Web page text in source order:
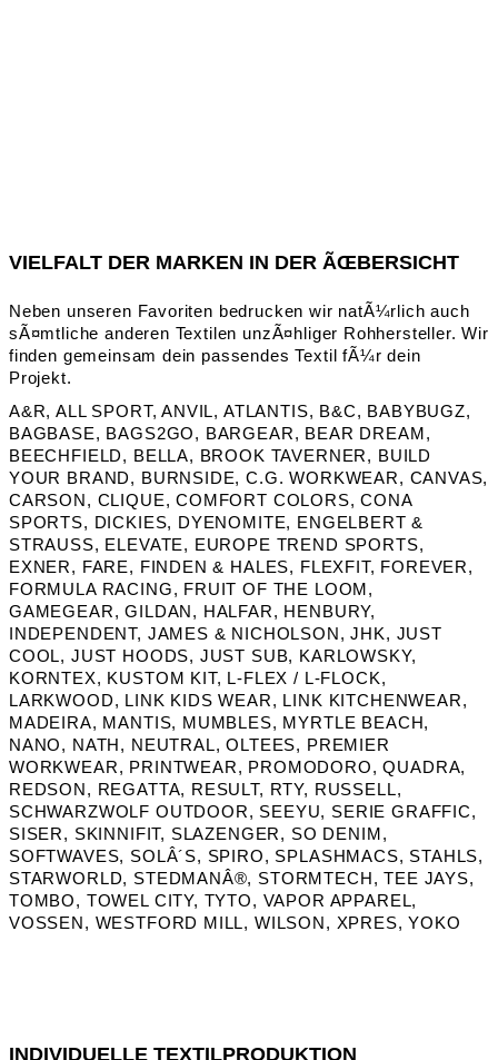
VIELFALT DER MARKEN IN DER ÃŒBERSICHT
Neben unseren Favoriten bedrucken wir natÃ¼rlich auch
sÃ¤mtliche anderen Textilen unzÃ¤hliger Rohhersteller. Wir
finden gemeinsam dein passendes Textil fÃ¼r dein
Projekt.
A&R, ALL SPORT, ANVIL, ATLANTIS, B&C, BABYBUGZ,
BAGBASE, BAGS2GO, BARGEAR, BEAR DREAM,
BEECHFIELD, BELLA, BROOK TAVERNER, BUILD
YOUR BRAND, BURNSIDE, C.G. WORKWEAR, CANVAS,
CARSON, CLIQUE, COMFORT COLORS, CONA
SPORTS, DICKIES, DYENOMITE, ENGELBERT &
STRAUSS, ELEVATE, EUROPE TREND SPORTS,
EXNER, FARE, FINDEN & HALES, FLEXFIT, FOREVER,
FORMULA RACING, FRUIT OF THE LOOM,
GAMEGEAR, GILDAN, HALFAR, HENBURY,
INDEPENDENT, JAMES & NICHOLSON, JHK, JUST
COOL, JUST HOODS, JUST SUB, KARLOWSKY,
KORNTEX, KUSTOM KIT, L-FLEX / L-FLOCK,
LARKWOOD, LINK KIDS WEAR, LINK KITCHENWEAR,
MADEIRA, MANTIS, MUMBLES, MYRTLE BEACH,
NANO, NATH, NEUTRAL, OLTEES, PREMIER
WORKWEAR, PRINTWEAR, PROMODORO, QUADRA,
REDSON, REGATTA, RESULT, RTY, RUSSELL,
SCHWARZWOLF OUTDOOR, SEEYU, SERIE GRAFFIC,
SISER, SKINNIFIT, SLAZENGER, SO DENIM,
SOFTWAVES, SOLÂ´S, SPIRO, SPLASHMACS, STAHLS,
STARWORLD, STEDMANÂ®, STORMTECH, TEE JAYS,
TOMBO, TOWEL CITY, TYTO, VAPOR APPAREL,
VOSSEN, WESTFORD MILL, WILSON, XPRES, YOKO
INDIVIDUELLE TEXTILPRODUKTION